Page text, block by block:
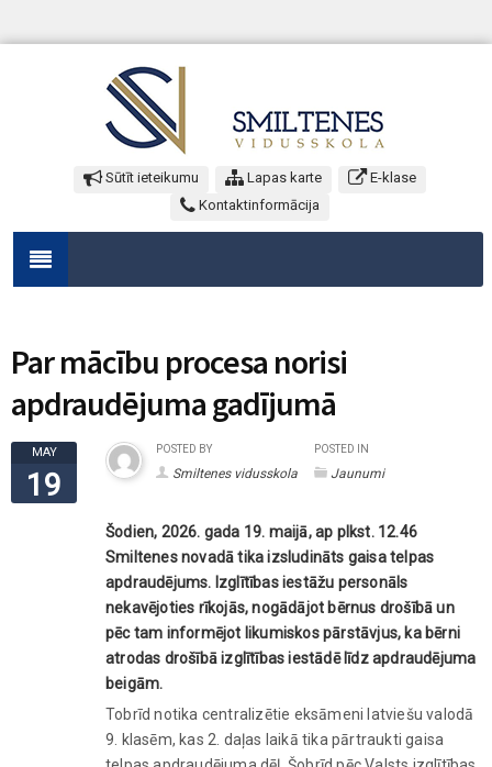
Sūtīt ieteikumu Lapas karte
E-klase
Kontaktinformācija
Par mācību procesa norisi
apdraudējuma gadījumā
MAY
19
POSTED BY
Smiltenes vidusskola
POSTED IN
Jaunumi
Šodien, 2026. gada 19. maijā, ap plkst. 12.46
Smiltenes novadā tika izsludināts gaisa telpas
apdraudējums. Izglītības iestāžu personāls
nekavējoties rīkojās, nogādājot bērnus drošībā un
pēc tam informējot likumiskos pārstāvjus, ka bērni
atrodas drošībā izglītības iestādē līdz apdraudējuma
beigām.
Tobrīd notika centralizētie eksāmeni latviešu valodā
9. klasēm, kas 2. daļas laikā tika pārtraukti gaisa